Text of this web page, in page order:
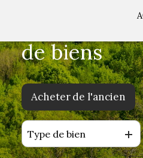
votre
de biens
Acheterde l'ancien
De l'ancien
Type de bien